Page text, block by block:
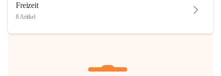
Freizeit
8 Artikel